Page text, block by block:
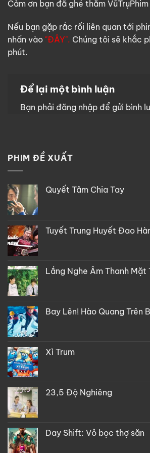
Cảm ơn bạn đã ghé thăm VũTrụPhim
Nếu bạn gặp rắc rối liên quan tới
nhấn vào "ĐÂY". Chúng tôi sẽ khắc
phút.
Để lại một bình luận
Bạn phải đăng nhập để gửi bình
PHIM ĐỀ XUẤT
Quyết Tâm Chia Tay
Tuyết Trung Huyết Đao
Lắng Nghe Âm Thanh Mặt
Bay Lên! Hào Quang Trên
Xì Trum
23,5 Độ Nghiêng
Day Shift: Vỏ bọc thợ săn